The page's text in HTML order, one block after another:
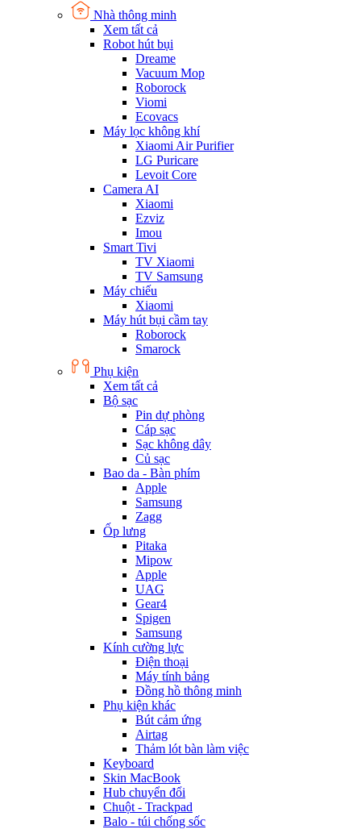
Nhà thông minh
Xem tất cả
Robot hút bụi
Dreame
Vacuum Mop
Roborock
Viomi
Ecovacs
Máy lọc không khí
Xiaomi Air Purifier
LG Puricare
Levoit Core
Camera AI
Xiaomi
Ezviz
Imou
Smart Tivi
TV Xiaomi
TV Samsung
Máy chiếu
Xiaomi
Máy hút bụi cầm tay
Roborock
Smarock
Phụ kiện
Xem tất cả
Bộ sạc
Pin dự phòng
Cáp sạc
Sạc không dây
Củ sạc
Bao da - Bàn phím
Apple
Samsung
Zagg
Ốp lưng
Pitaka
Mipow
Apple
UAG
Gear4
Spigen
Samsung
Kính cường lực
Điện thoại
Máy tính bảng
Đồng hồ thông minh
Phụ kiện khác
Bút cảm ứng
Airtag
Thảm lót bàn làm việc
Keyboard
Skin MacBook
Hub chuyển đổi
Chuột - Trackpad
Balo - túi chống sốc